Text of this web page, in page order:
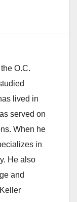
O.C.
lived in
served on
When he
in
He also
and